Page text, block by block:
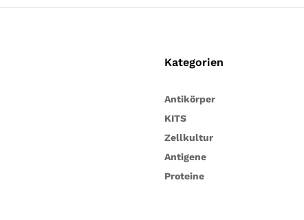
Kategorien
Antikörper
KITS
Zellkultur
Antigene
Proteine